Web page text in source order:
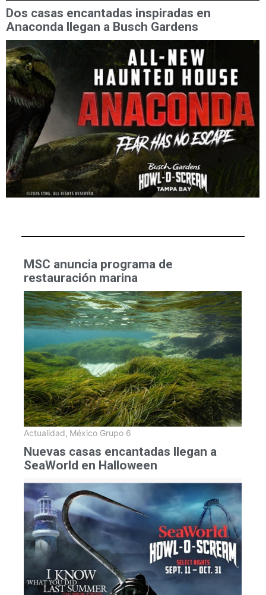
Dos casas encantadas inspiradas en
Anaconda llegan a Busch Gardens
MSC anuncia programa de
restauración marina
Actualidad, México Grupo 6
Nuevas casas encantadas llegan a
SeaWorld en Halloween